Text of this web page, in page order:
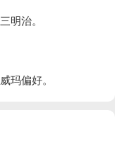
明治。
玛偏好。